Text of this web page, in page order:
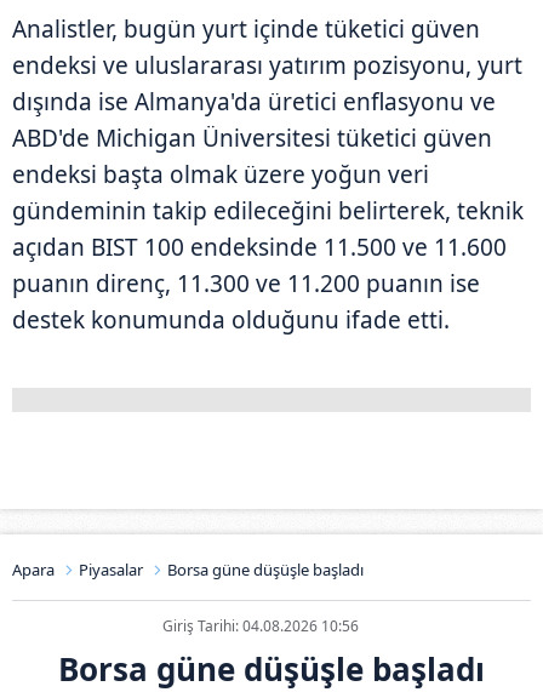
Analistler, bugün yurt içinde tüketici güven
endeksi ve uluslararası yatırım pozisyonu, yurt
dışında ise Almanya'da üretici enflasyonu ve
ABD'de Michigan Üniversitesi tüketici güven
endeksi başta olmak üzere yoğun veri
gündeminin takip edileceğini belirterek, teknik
açıdan BIST 100 endeksinde 11.500 ve 11.600
puanın direnç, 11.300 ve 11.200 puanın ise
destek konumunda olduğunu ifade etti.
Apara Piyasalar Borsa güne düşüşle başladı
Giriş Tarihi: 04.08.2026 10:56
Borsa güne düşüşle başladı